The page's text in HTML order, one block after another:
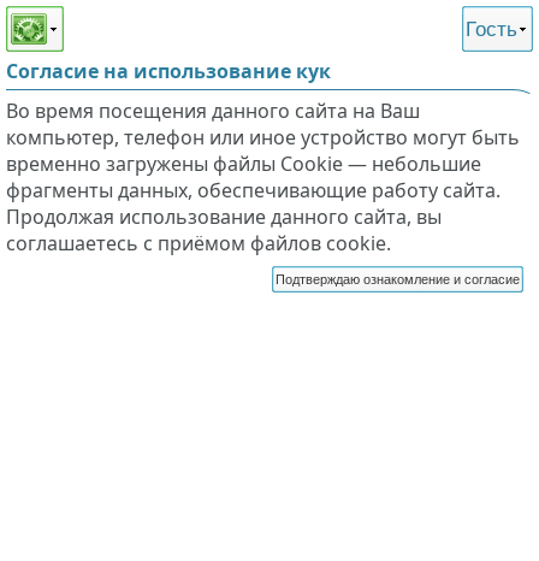
Этот сайт поддерживает
слабовидящих
Гость
Согласие на использование кук
Во время посещения данного сайта на Ваш
компьютер, телефон или иное устройство могут быть
временно загружены файлы Cookie — небольшие
фрагменты данных, обеспечивающие работу сайта.
Продолжая использование данного сайта, вы
соглашаетесь с приёмом файлов cookie.
Подтверждаю ознакомление и согласие